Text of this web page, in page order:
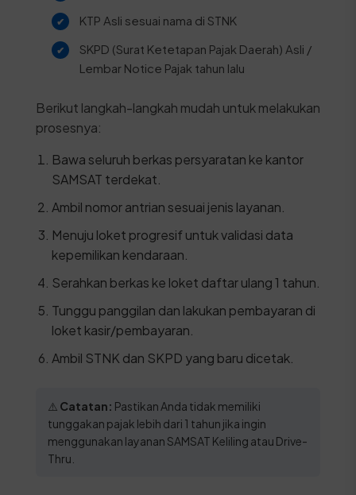
KTP Asli sesuai nama di STNK
SKPD (Surat Ketetapan Pajak Daerah) Asli /
Lembar Notice Pajak tahun lalu
Berikut langkah-langkah mudah untuk melakukan
prosesnya:
Bawa seluruh berkas persyaratan ke kantor
SAMSAT terdekat.
Ambil nomor antrian sesuai jenis layanan.
Menuju loket progresif untuk validasi data
kepemilikan kendaraan.
Serahkan berkas ke loket daftar ulang 1 tahun.
Tunggu panggilan dan lakukan pembayaran di
loket kasir/pembayaran.
Ambil STNK dan SKPD yang baru dicetak.
⚠️ Catatan: Pastikan Anda tidak memiliki
tunggakan pajak lebih dari 1 tahun jika ingin
menggunakan layanan SAMSAT Keliling atau Drive-
Thru.